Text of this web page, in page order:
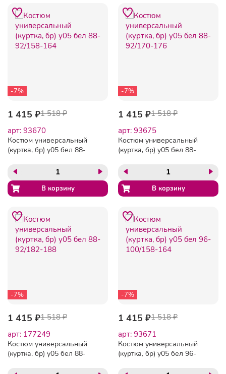
-7%
1 415 ₽1 518 ₽
арт: 93670
Костюм универсальный
(куртка, бр) у05 бел 88-
-7%
1 415 ₽1 518 ₽
арт: 93675
Костюм универсальный
(куртка, бр) у05 бел 88-
-7%
1 415 ₽1 518 ₽
арт: 177249
Костюм универсальный
(куртка, бр) у05 бел 88-
-7%
1 415 ₽1 518 ₽
арт: 93671
Костюм универсальный
(куртка, бр) у05 бел 96-